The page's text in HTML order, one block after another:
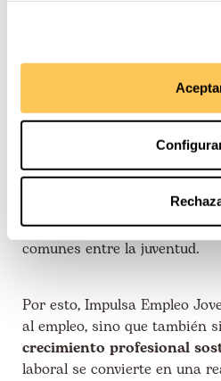
selección, prácticas y
La clave del
Nuestra metodología está
. La combinación
competencias blandas,
personalizado y vinculación
superar barreras
experienciao la
comunes entre la juventud.
Por esto, Impulsa Empleo
al empleo, sino que también
crecimiento profesional
laboral se convierte en una